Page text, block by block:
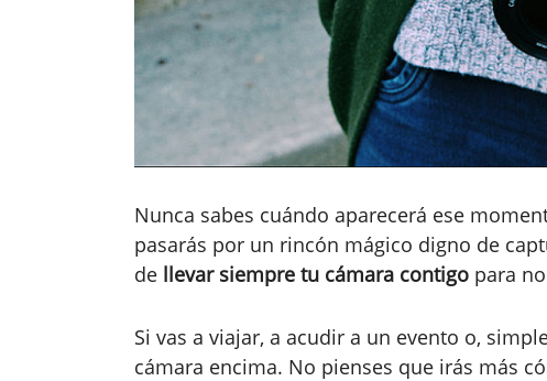
Nunca sabes cuándo aparecerá ese
pasarás por un rincón mágico digno de
de llevar siempre tu cámara contigo para
Si vas a viajar, a acudir a un evento o,
cámara encima. No pienses que irás más